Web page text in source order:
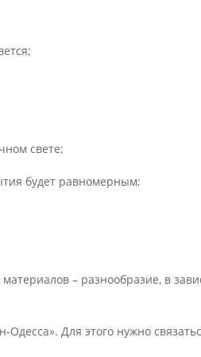
свете;
будет равномерным;
– разнообразие, в
Для этого нужно